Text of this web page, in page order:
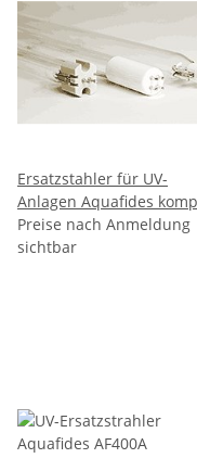
Ersatzstahler für UV-
Anlagen Aquafides
Preise nach Anmeldung
sichtbar